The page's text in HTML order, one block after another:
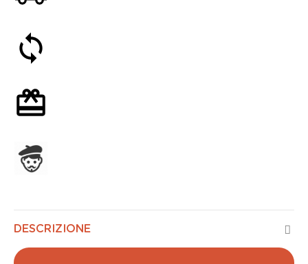
DESCRIZIONE